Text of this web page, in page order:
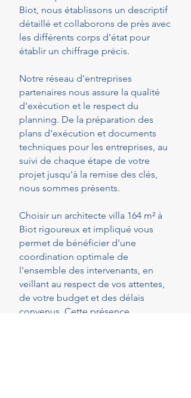
Biot, nous établissons un descriptif
détaillé et collaborons de près avec
les différents corps d'état pour
établir un chiffrage précis.
Notre réseau d'entreprises
partenaires nous assure la qualité
d'exécution et le respect du
planning. De la préparation des
plans d'exécution et documents
techniques pour les entreprises, au
suivi de chaque étape de votre
projet jusqu'à la remise des clés,
nous sommes présents.
Choisir un architecte villa 164 m² à
Biot rigoureux et impliqué vous
permet de bénéficier d'une
coordination optimale de
l'ensemble des intervenants, en
veillant au respect de vos attentes,
de votre budget et des délais
convenus. Cette présence